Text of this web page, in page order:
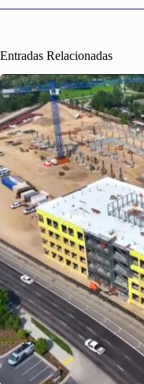
Entradas Relacionadas